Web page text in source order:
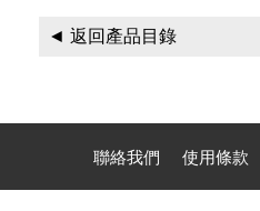
◄ 返回產品目錄
聯絡我們 使用條款